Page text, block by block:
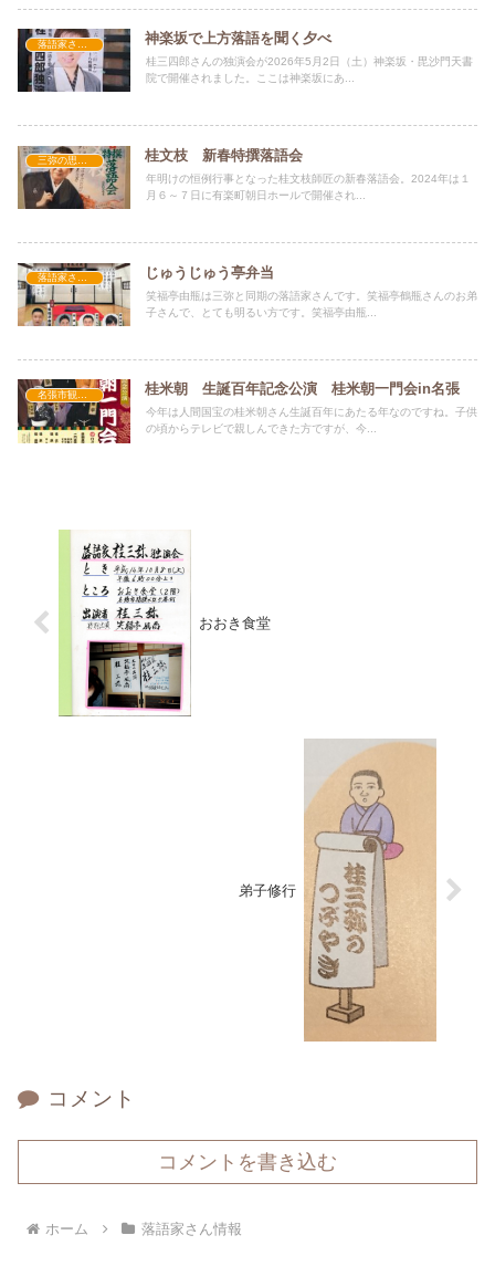
神楽坂で上方落語を聞く夕べ
桂三四郎さんの独演会が2026年5月2日（土）神楽坂・毘沙門天書
院で開催されました。ここは神楽坂にあ...
三弥の思い出 桂文枝 新春特撰落語会
年明けの恒例行事となった桂文枝師匠の新春落語会。2024年は１
月６～７日に有楽町朝日ホールで開催され...
じゅうじゅう亭弁当
笑福亭由瓶は三弥と同期の落語家さんです。笑福亭鶴瓶さんのお弟
子さんで、とても明るい方です。笑福亭由瓶...
桂米朝 生誕百年記念公演 桂米朝一門会in名張
今年は人間国宝の桂米朝さん生誕百年にあたる年なのですね。子供
の頃からテレビで親しんできた方ですが、今...
おおき食堂
弟子修行
コメント
コメントを書き込む
ホーム 落語家さん情報